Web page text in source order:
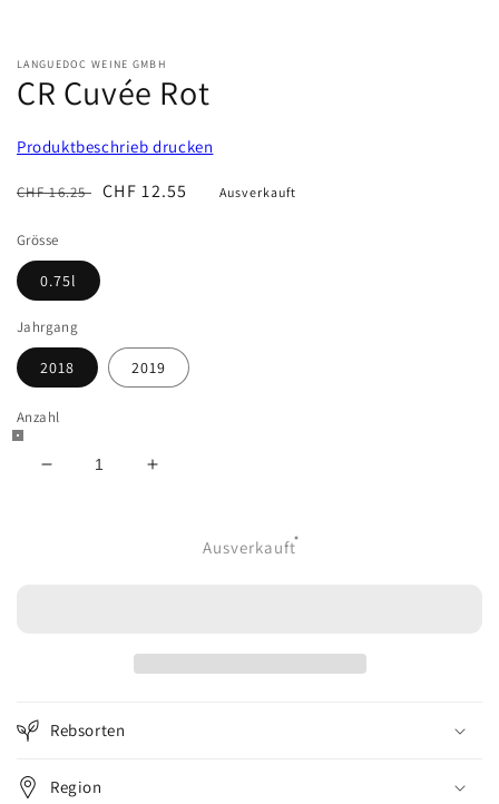
LANGUEDOC WEINE GMBH
CR Cuvée Rot
Produktbeschrieb drucken
Normaler
CHF 16.25 Verkaufspreis
CHF 12.55 Ausverkauft
Grösse
0.75l
Jahrgang
2018 2019
Anzahl
Verringere
Erhöhe
Ausverkauft
Rebsorten
Region